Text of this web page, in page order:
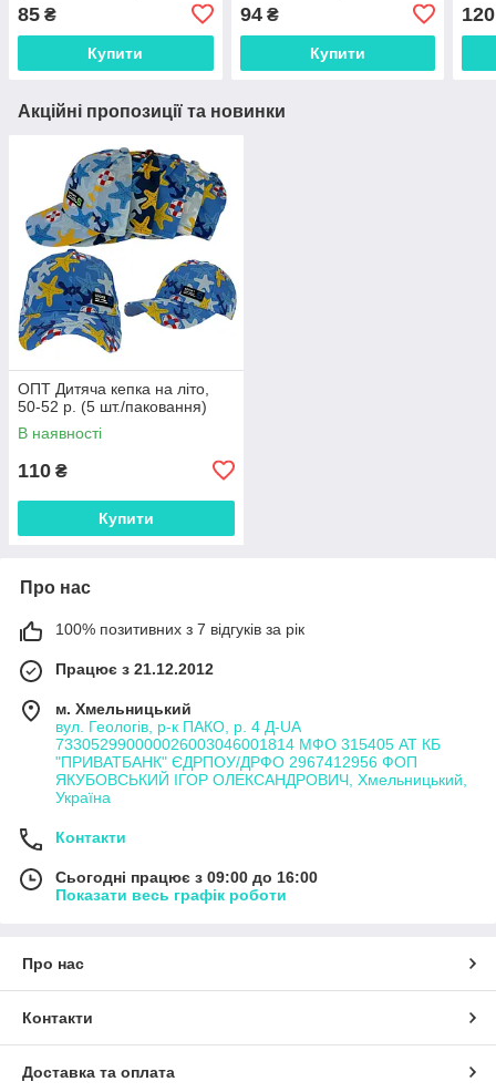
85 ₴
Купити
94₴
Купити
120
Акційні пропозиції та новинки
ОПТ Дитяча кепка на літо,
50-52 р. (5 шт./паковання)
В наявності
110 ₴
Купити
Про нас
100% позитивних з 7 відгуків за рік
Працює з 21.12.2012
м. Хмельницький
вул. Геологів, р-к ПАКО, р. 4 Д-UA
733052990000026003046001814 МФО 315405 АТ КБ
"ПРИВАТБАНК" ЄДРПОУ/ДРФО 2967412956 ФОП
ЯКУБОВСЬКИЙ ІГОР ОЛЕКСАНДРОВИЧ, Хмельницький,
Україна
Контакти
Сьогодні працює з 09:00 до 16:00
Показати весь графік роботи
Про нас
Контакти
Доставка та оплата